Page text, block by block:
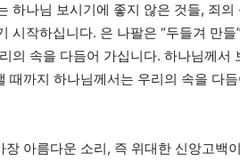
하나님 보시기에 좋지 않은 것들, 죄의
시작하십니다. 은 나팔은 “두들겨 만
의 속을 다듬어 가십니다. 하나님께서
때까지 하나님께서는 우리의 속을 다
아름다운 소리, 즉 위대한 신앙고백